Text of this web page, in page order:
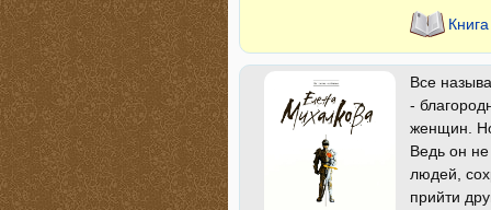
Все
-
женщин.
Ведь он
людей,
прийти